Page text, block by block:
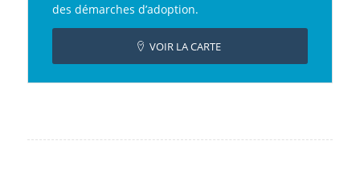
des démarches d’adoption.
VOIR LA CARTE